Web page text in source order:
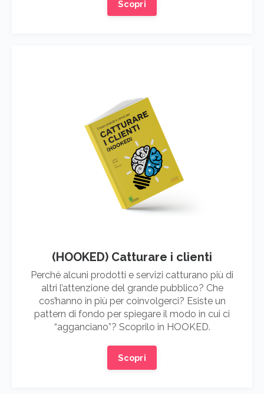
Scopri
(HOOKED) Catturare i clienti
Perché alcuni prodotti e servizi catturano più di
altri l’attenzione del grande pubblico? Che
cos’hanno in più per coinvolgerci? Esiste un
pattern di fondo per spiegare il modo in cui ci
“agganciano”? Scoprilo in HOOKED.
Scopri